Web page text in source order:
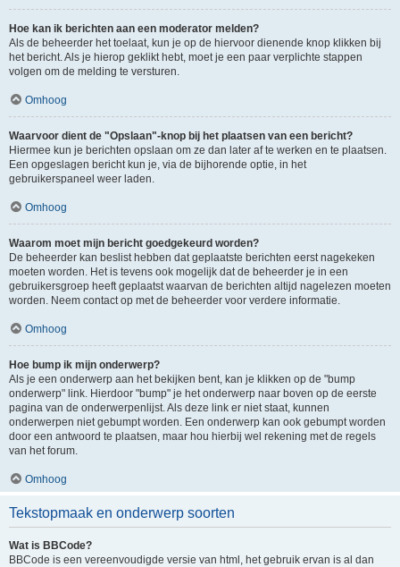
Hoe kan ik berichten aan een moderator melden?
Als de beheerder het toelaat, kun je op de hiervoor dienende knop klikken bij
het bericht. Als je hierop geklikt hebt, moet je een paar verplichte stappen
volgen om de melding te versturen.
Omhoog
Waarvoor dient de "Opslaan"-knop bij het plaatsen van een bericht?
Hiermee kun je berichten opslaan om ze dan later af te werken en te plaatsen.
Een opgeslagen bericht kun je, via de bijhorende optie, in het
gebruikerspaneel weer laden.
Omhoog
Waarom moet mijn bericht goedgekeurd worden?
De beheerder kan beslist hebben dat geplaatste berichten eerst nagekeken
moeten worden. Het is tevens ook mogelijk dat de beheerder je in een
gebruikersgroep heeft geplaatst waarvan de berichten altijd nagelezen moeten
worden. Neem contact op met de beheerder voor verdere informatie.
Omhoog
Hoe bump ik mijn onderwerp?
Als je een onderwerp aan het bekijken bent, kan je klikken op de "bump
onderwerp" link. Hierdoor "bump" je het onderwerp naar boven op de eerste
pagina van de onderwerpenlijst. Als deze link er niet staat, kunnen
onderwerpen niet gebumpt worden. Een onderwerp kan ook gebumpt worden
door een antwoord te plaatsen, maar hou hierbij wel rekening met de regels
van het forum.
Omhoog
Tekstopmaak en onderwerp soorten
Wat is BBCode?
BBCode is een vereenvoudigde versie van html, het gebruik ervan is al dan